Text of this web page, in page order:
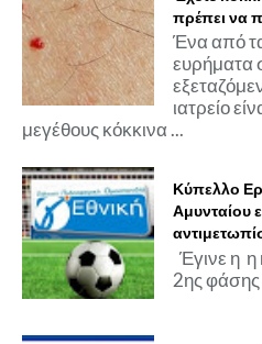
πρέπει να
Ένα από
ευρήματα
ιατρείο
μεγέθους κόκκινα ...
Κύπελλο
Αμυνταίου
Έγινε η η
2ης φάσης